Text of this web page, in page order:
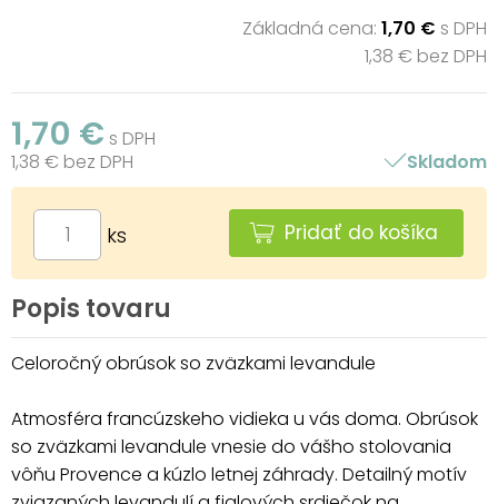
Základná cena: 1,70 € s DPH
1,38 € bez DPH
1,70 € s DPH
1,38 € bez DPH
Skladom
ks Pridať do košíka
Popis tovaru
Celoročný obrúsok so zväzkami levandule
Atmosféra francúzskeho vidieka u vás doma. Obrúsok
so zväzkami levandule vnesie do vášho stolovania
vôňu Provence a kúzlo letnej záhrady. Detailný motív